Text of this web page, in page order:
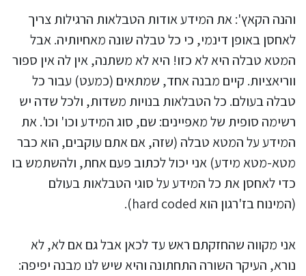
והנה הקאץ': את המידע אודות הטבלאות הרגילות צריך
לאחסן באופן דינמי, כי כל טבלה שונה מאחיותיה. אבל
המטא טבלה היא לא כזו! היא לא משתנה, אין לה אין ספור
ווריאציות. קיים מבנה אחד, שמתאים (כמעט) עבור כל
טבלה בעולם. כל הטבלאות בנויות משדות, ולכל שדה יש
רשימה סופית של מאפיינים: שם, סוג המידע וכו' וכו'. את
המידע על המטא טבלה (שזה, אם אתם עוקבים, הוא כבר
מטא-מטא מידע) אני יכול לכתוב פעם אחת, ולהשתמש בו
כדי לאחסן את כל המידע על סוגי הטבלאות בעולם
(המינוח בז'רגון הוא hard coded).
אני מקווה שהחזקתם ראש עד לכאן אבל גם אם לא, לא
נורא, העיקר השורה התחתונה והיא שיש לנו מבנה יפיפה: